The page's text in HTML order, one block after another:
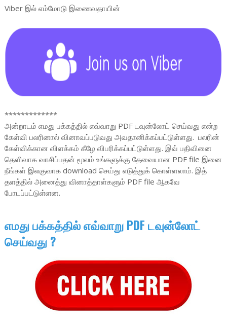
Viber இல் எம்மோடு இணைவதாயின்
*************
அன்றாடம் எமது பக்கத்தில் எவ்வாறு PDF டவுன்லோட் செய்வது என்ற
கேள்வி பலரினால் வினாவப்படுவது அவதானிக்கப்பட்டுள்ளது. பலரின்
கேள்விக்கான விளக்கம் கீழே விபரிக்கப்பட்டுள்ளது. இவ் பதிவினை
தெளிவாக வாசிப்பதன் மூலம் உங்களுக்கு தேவையான PDF file இனை
நீங்கள் இலகுவாக download செய்து எடுத்துக் கொள்ளலாம். இத்
தளத்தில் அனைத்து வினாத்தாள்களும் PDF file ஆகவே
போடப்பட்டுள்ளன.
எமது பக்கத்தில் எவ்வாறு PDF டவுன்லோட்
செய்வது ?